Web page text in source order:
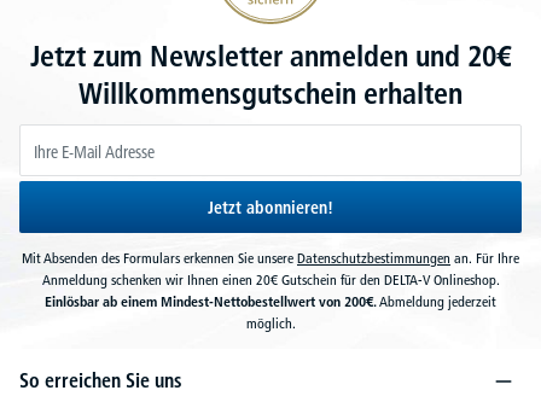
Jetzt zum Newsletter anmelden und 20€
Willkommensgutschein erhalten
Jetzt abonnieren!
Mit Absenden des Formulars erkennen Sie unsere Datenschutzbestimmungen an. Für Ihre
Anmeldung schenken wir Ihnen einen 20€ Gutschein für den DELTA-V Onlineshop.
Einlösbar ab einem Mindest-Nettobestellwert von 200€.Abmeldung jederzeit
möglich.
So erreichen Sie uns